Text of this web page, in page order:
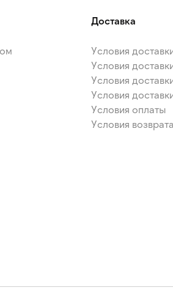
Доставка
Условия
Условия
Условия
Условия
Условия оплаты
Условия возврата